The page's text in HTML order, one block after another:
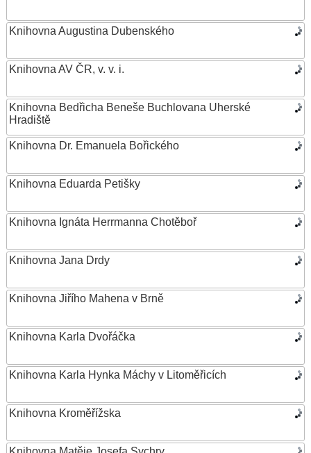
Knihovna Augustina Dubenského
Knihovna AV ČR, v. v. i.
Knihovna Bedřicha Beneše Buchlovana Uherské
Hradiště
Knihovna Dr. Emanuela Bořického
Knihovna Eduarda Petišky
Knihovna Ignáta Herrmanna Chotěboř
Knihovna Jana Drdy
Knihovna Jiřího Mahena v Brně
Knihovna Karla Dvořáčka
Knihovna Karla Hynka Máchy v Litoměřicích
Knihovna Kroměřížska